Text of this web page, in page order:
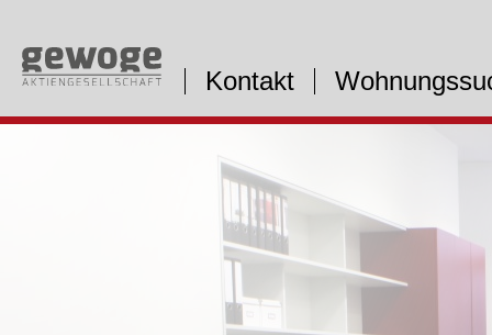
Kontakt